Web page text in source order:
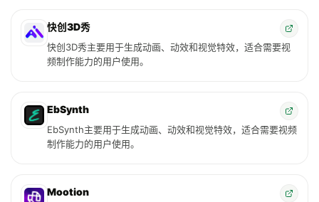
快创3D秀
快创3D秀主要用于生成动画、动效和视觉特效，适合需要视
频制作能力的用户使用。
EbSynth
EbSynth主要用于生成动画、动效和视觉特效，适合需要视频
制作能力的用户使用。
Mootion